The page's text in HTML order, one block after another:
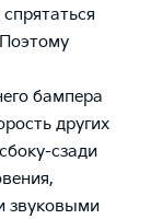
бампера
других
сзади
звуковыми